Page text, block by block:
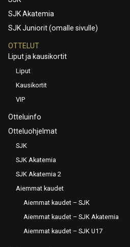
SJK Akatemia
SJK Juniorit (omalle sivulle)
OTTELUT
Liput ja kausikortit
Liput
Kausikortit
VIP
Otteluinfo
Otteluohjelmat
SJK
SJK Akatemia
SJK Akatemia 2
Aiemmat kaudet
Aiemmat kaudet – SJK
Aiemmat kaudet – SJK Akatemia
Aiemmat kaudet – SJK U17